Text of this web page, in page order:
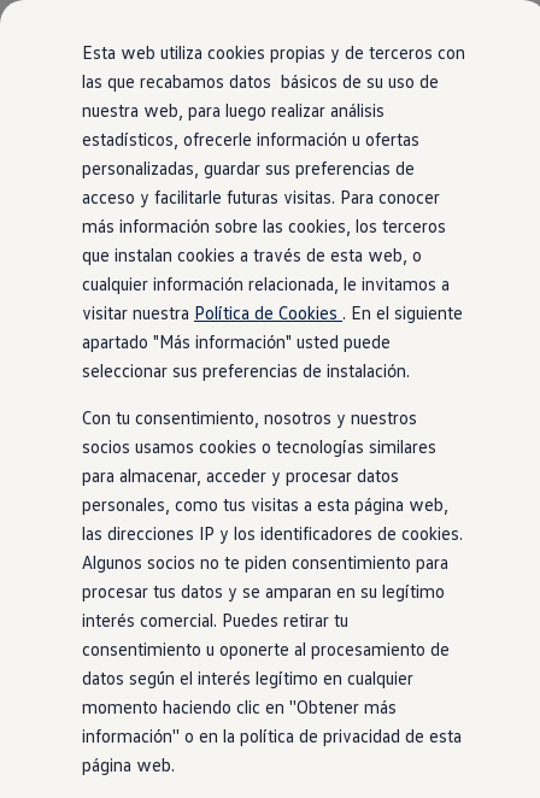
Esta web utiliza cookies propias y de terceros con
las que recabamos datos básicos de su uso de
nuestra web, para luego realizar análisis
estadísticos, ofrecerle información u ofertas
personalizadas, guardar sus preferencias de
acceso y facilitarle futuras visitas. Para conocer
más información sobre las cookies, los terceros
que instalan cookies a través de esta web, o
cualquier información relacionada, le invitamos a
visitar nuestra Política de Cookies . En el siguiente
apartado "Más información" usted puede
seleccionar sus preferencias de instalación.
Con tu consentimiento, nosotros y nuestros
socios usamos cookies o tecnologías similares
para almacenar, acceder y procesar datos
personales, como tus visitas a esta página web,
las direcciones IP y los identificadores de cookies.
Algunos socios no te piden consentimiento para
procesar tus datos y se amparan en su legítimo
interés comercial. Puedes retirar tu
consentimiento u oponerte al procesamiento de
datos según el interés legítimo en cualquier
momento haciendo clic en ''Obtener más
información'' o en la política de privacidad de esta
página web.
Ir
directamente
al contenido
Ir
directamente
al pie de
página
Nuevo ID. Polo: El eléctrico para todos
Nuevo ID. Cross 100% eléctrico
Modelos 7 plazas
Descubre el nuevo Golf GTI 50 Aniversario
Gama Deportiva
Gama SUV de Volkswagen
Ofertas y promociones
Precios Especiales
Renueva tu Volkswagen
Trae un amigo a Volkswagen Canarias
Financiación Volkswagen
Volkswagen Flex & Serenity
Renting
Vehículos de ocasión
Concursos Volkswagen
Clientes
Buscador de Concesionarios
Atención al cliente
Accesorios
Guía de mantenimiento
Información Útil
Viajar en coche
WLTP
Aceite y líquidos
EA189
Etiquetado de neumáticos UE - Volkswagen
Reciclaje Volkswagen Canarias
Servicios de mantenimiento
Garantía Volkswagen
Homologaciones y certificados de conformidad
Información sobre el apagón de redes 2G-3G
Recambios
Recambios reconstruidos